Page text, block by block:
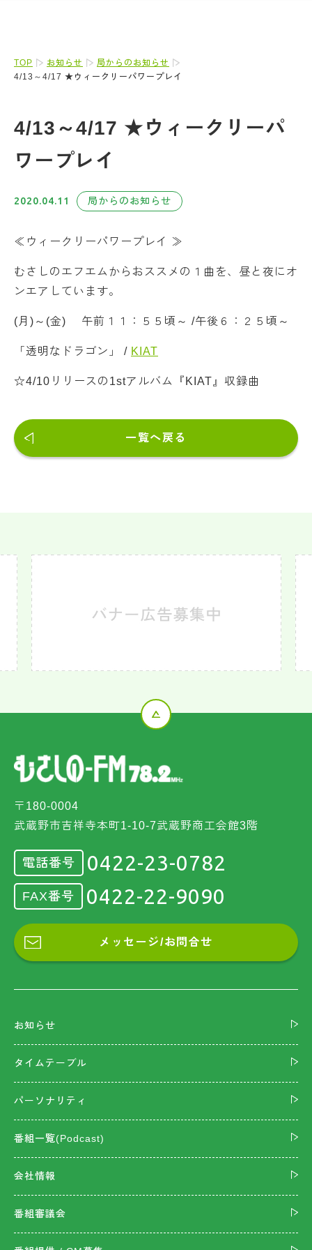
TOP お知らせ
局からのお知らせ
4/13～4/17 ★ウィークリーパワープレイ
4/13～4/17 ★ウィークリーパ
ワープレイ
2020.04.11 局からのお知らせ
≪ウィークリーパワープレイ ≫
むさしのエフエムからおススメの１曲を、昼と夜にオ
ンエアしています。
(月)～(金) 午前１１：５５頃～ /午後６：２５頃～
「透明なドラゴン」 / KIAT
☆4/10リリースの1stアルバム『KIAT』収録曲
一覧へ戻る
〒180-0004
武蔵野市吉祥寺本町1-10-7武蔵野商工会館3階
電話番号 0422-23-0782
FAX番号 0422-22-9090
メッセージ/お問合せ
お知らせ
タイムテーブル
パーソナリティ
番組一覧(Podcast)
会社情報
番組審議会